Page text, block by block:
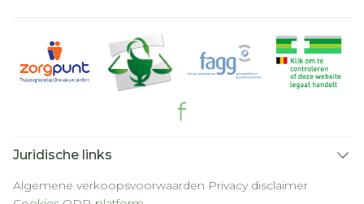
Juridische links
Algemene verkoopsvoorwaarden Privacy disclaimer